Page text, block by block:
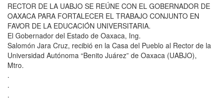
RECTOR DE LA UABJO SE REÚNE CON EL GOBERNADOR DE
OAXACA PARA FORTALECER EL TRABAJO CONJUNTO EN
FAVOR DE LA EDUCACIÓN UNIVERSITARIA.
El Gobernador del Estado de Oaxaca, Ing.
Salomón Jara Cruz, recibió en la Casa del Pueblo al Rector de la
Universidad Autónoma “Benito Juárez” de Oaxaca (UABJO),
Mtro.
.
.
.